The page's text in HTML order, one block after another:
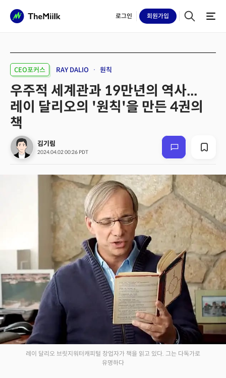
로그인 회원가입
CEO포커스 RAY DALIO 원칙
우주적 세계관과 19만년의 역사...
레이 달리오의 '원칙'을 만든 4권의
책
김기림
2024.04.02 00:26 PDT
레이 달리오 브릿지워터캐피털 창업자가 책을 읽고 있다. 그는 다독가로
유명하다